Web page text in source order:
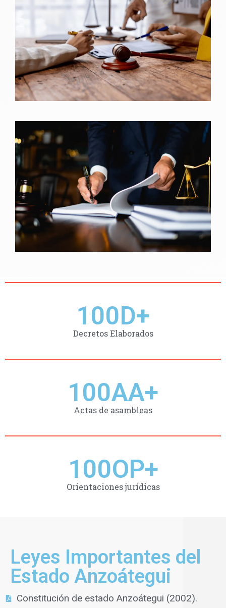
100D+
Decretos Elaborados
100AA+
Actas de asambleas
100OP+
Orientaciones jurídicas
Leyes Importantes del
Estado Anzoátegui
Constitución de estado Anzoátegui (2002).